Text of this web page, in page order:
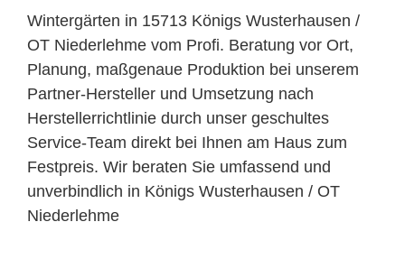
Wintergärten in 15713 Königs Wusterhausen /
OT Niederlehme vom Profi. Beratung vor Ort,
Planung, maßgenaue Produktion bei unserem
Partner-Hersteller und Umsetzung nach
Herstellerrichtlinie durch unser geschultes
Service-Team direkt bei Ihnen am Haus zum
Festpreis. Wir beraten Sie umfassend und
unverbindlich in Königs Wusterhausen / OT
Niederlehme